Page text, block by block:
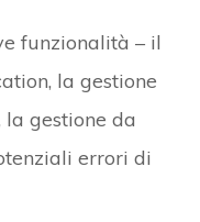
funzionalità – il
la gestione
gestione da
errori di